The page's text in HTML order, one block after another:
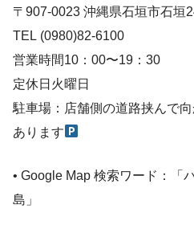
〒907-0023 沖縄県石垣市石垣
TEL (0980)82-6100
営業時間10：00〜19：30
定休日火曜日
駐車場：店舗側の道路挟んで
あります
• Google Map 検索ワード：「
島」